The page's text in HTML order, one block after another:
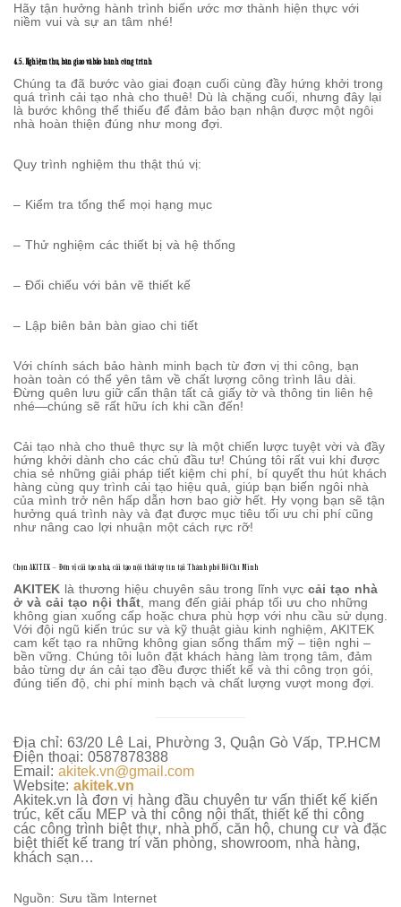
Hãy tận hưởng hành trình biến ước mơ thành hiện thực với
niềm vui và sự an tâm nhé!
4.5. Nghiệm thu, bàn giao và bảo hành công trình
Chúng ta đã bước vào giai đoạn cuối cùng đầy hứng khởi trong
quá trình cải tạo nhà cho thuê! Dù là chặng cuối, nhưng đây lại
là bước không thể thiếu để đảm bảo bạn nhận được một ngôi
nhà hoàn thiện đúng như mong đợi.
Quy trình nghiệm thu thật thú vị:
– Kiểm tra tổng thể mọi hạng mục
– Thử nghiệm các thiết bị và hệ thống
– Đối chiếu với bản vẽ thiết kế
– Lập biên bản bàn giao chi tiết
Với chính sách bảo hành minh bạch từ đơn vị thi công, bạn
hoàn toàn có thể yên tâm về chất lượng công trình lâu dài.
Đừng quên lưu giữ cẩn thận tất cả giấy tờ và thông tin liên hệ
nhé—chúng sẽ rất hữu ích khi cần đến!
Cải tạo nhà cho thuê thực sự là một chiến lược tuyệt vời và đầy
hứng khởi dành cho các chủ đầu tư! Chúng tôi rất vui khi được
chia sẻ những giải pháp tiết kiệm chi phí, bí quyết thu hút khách
hàng cùng quy trình cải tạo hiệu quả, giúp bạn biến ngôi nhà
của mình trở nên hấp dẫn hơn bao giờ hết. Hy vọng bạn sẽ tận
hưởng quá trình này và đạt được mục tiêu tối ưu chi phí cũng
như nâng cao lợi nhuận một cách rực rỡ!
Chọn AKITEK – Đơn vị cải tạo nhà, cải tạo nội thất uy tín tại Thành phố Hồ Chí Minh
AKITEK là thương hiệu chuyên sâu trong lĩnh vực cải tạo nhà
ở và cải tạo nội thất , mang đến giải pháp tối ưu cho những
không gian xuống cấp hoặc chưa phù hợp với nhu cầu sử dụng.
Với đội ngũ kiến trúc sư và kỹ thuật giàu kinh nghiệm, AKITEK
cam kết tạo ra những không gian sống thẩm mỹ – tiện nghi –
bền vững. Chúng tôi luôn đặt khách hàng làm trọng tâm, đảm
bảo từng dự án cải tạo đều được thiết kế và thi công trọn gói,
đúng tiến độ, chi phí minh bạch và chất lượng vượt mong đợi.
Địa chỉ: 63/20 Lê Lai, Phường 3, Quận Gò Vấp, TP.HCM
Điện thoại: 0587878388
Email: akitek.vn@gmail.com
Website: akitek.vn
Akitek.vn là đơn vị hàng đầu chuyên tư vấn thiết kế kiến
trúc, kết cấu MEP và thi công nội thất, thiết kế thi công
các công trình biệt thự, nhà phố, căn hộ, chung cư và đặc
biệt thiết kế trang trí văn phòng, showroom, nhà hàng,
khách sạn…
Nguồn: Sưu tầm Internet